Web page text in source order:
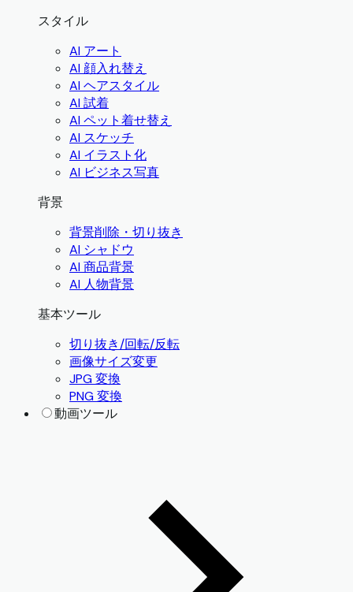
スタイル
AI アート
AI 顔入れ替え
AI ヘアスタイル
AI 試着
AI ペット着せ替え
AI スケッチ
AI イラスト化
AI ビジネス写真
背景
背景削除・切り抜き
AI シャドウ
AI 商品背景
AI 人物背景
基本ツール
切り抜き/回転/反転
画像サイズ変更
JPG 変換
PNG 変換
動画ツール